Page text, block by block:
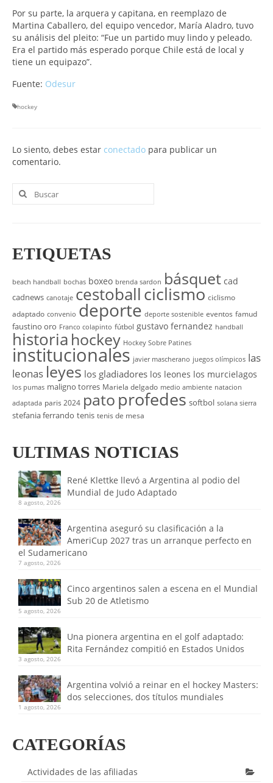
Por su parte, la arquera y capitana, en reemplazo de
Martina Caballero, del equipo vencedor, María Aladro, tuvo
su análisis del pleito: “Fue un partido muy lindo y peleado.
Era el partido más esperado porque Chile está de local y
tiene un equipazo”.
Fuente: Odesur
hockey
Lo siento, debes estar conectado para publicar un
comentario.
Buscar
por:
ETIQUETAS
beach handball bochas boxeo brenda sardon básquet cad
cadnews canotaje cestoballciclismo ciclismo
adaptado convenio deporte deporte sostenible eventos famud
faustino oro Franco colapinto fútbol gustavo fernandez handball
historia hockey Hockey Sobre Patines
institucionales javier mascherano juegos olímpicos las
leonas leyes los gladiadores los leones los murcielagos
los pumas maligno torres Mariela delgado medio ambiente natacion
adaptada paris 2024 pato profedes softbol solana sierra
stefania ferrando tenis tenis de mesa
ULTIMAS NOTICIAS
René Klettke llevó a Argentina al podio del
Mundial de Judo Adaptado
8 agosto, 2026
Argentina aseguró su clasificación a la
AmeriCup 2027 tras un arranque perfecto en
el Sudamericano
7 agosto, 2026
Cinco argentinos salen a escena en el Mundial
Sub 20 de Atletismo
5 agosto, 2026
Una pionera argentina en el golf adaptado:
Rita Fernández compitió en Estados Unidos
3 agosto, 2026
Argentina volvió a reinar en el hockey Masters:
dos selecciones, dos títulos mundiales
1 agosto, 2026
CATEGORÍAS
Actividades de las afiliadas